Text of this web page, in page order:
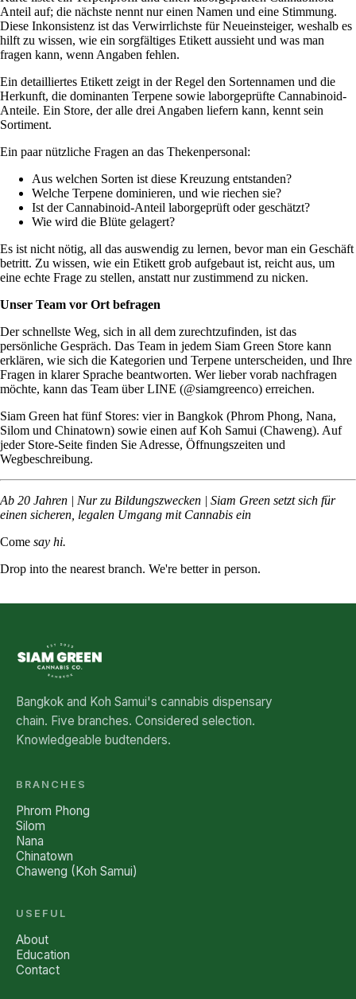
Anteil auf; die nächste nennt nur einen Namen und eine Stimmung.
Diese Inkonsistenz ist das Verwirrlichste für Neueinsteiger, weshalb es
hilft zu wissen, wie ein sorgfältiges Etikett aussieht und was man
fragen kann, wenn Angaben fehlen.
Ein detailliertes Etikett zeigt in der Regel den Sortennamen und die
Herkunft, die dominanten Terpene sowie laborgeprüfte Cannabinoid-
Anteile. Ein Store, der alle drei Angaben liefern kann, kennt sein
Sortiment.
Ein paar nützliche Fragen an das Thekenpersonal:
Aus welchen Sorten ist diese Kreuzung entstanden?
Welche Terpene dominieren, und wie riechen sie?
Ist der Cannabinoid-Anteil laborgeprüft oder geschätzt?
Wie wird die Blüte gelagert?
Es ist nicht nötig, all das auswendig zu lernen, bevor man ein Geschäft
betritt. Zu wissen, wie ein Etikett grob aufgebaut ist, reicht aus, um
eine echte Frage zu stellen, anstatt nur zustimmend zu nicken.
Unser Team vor Ort befragen
Der schnellste Weg, sich in all dem zurechtzufinden, ist das
persönliche Gespräch. Das Team in jedem Siam Green Store kann
erklären, wie sich die Kategorien und Terpene unterscheiden, und Ihre
Fragen in klarer Sprache beantworten. Wer lieber vorab nachfragen
möchte, kann das Team über LINE (@siamgreenco) erreichen.
Siam Green hat fünf Stores: vier in Bangkok (Phrom Phong, Nana,
Silom und Chinatown) sowie einen auf Koh Samui (Chaweng). Auf
jeder Store-Seite finden Sie Adresse, Öffnungszeiten und
Wegbeschreibung.
Ab 20 Jahren | Nur zu Bildungszwecken | Siam Green setzt sich für
einen sicheren, legalen Umgang mit Cannabis ein
Come say hi.
Drop into the nearest branch. We're better in person.
Bangkok and Koh Samui's cannabis dispensary
chain. Five branches. Considered selection.
Knowledgeable budtenders.
BRANCHES
Phrom Phong
Silom
Nana
Chinatown
Chaweng (Koh Samui)
USEFUL
About
Education
Contact